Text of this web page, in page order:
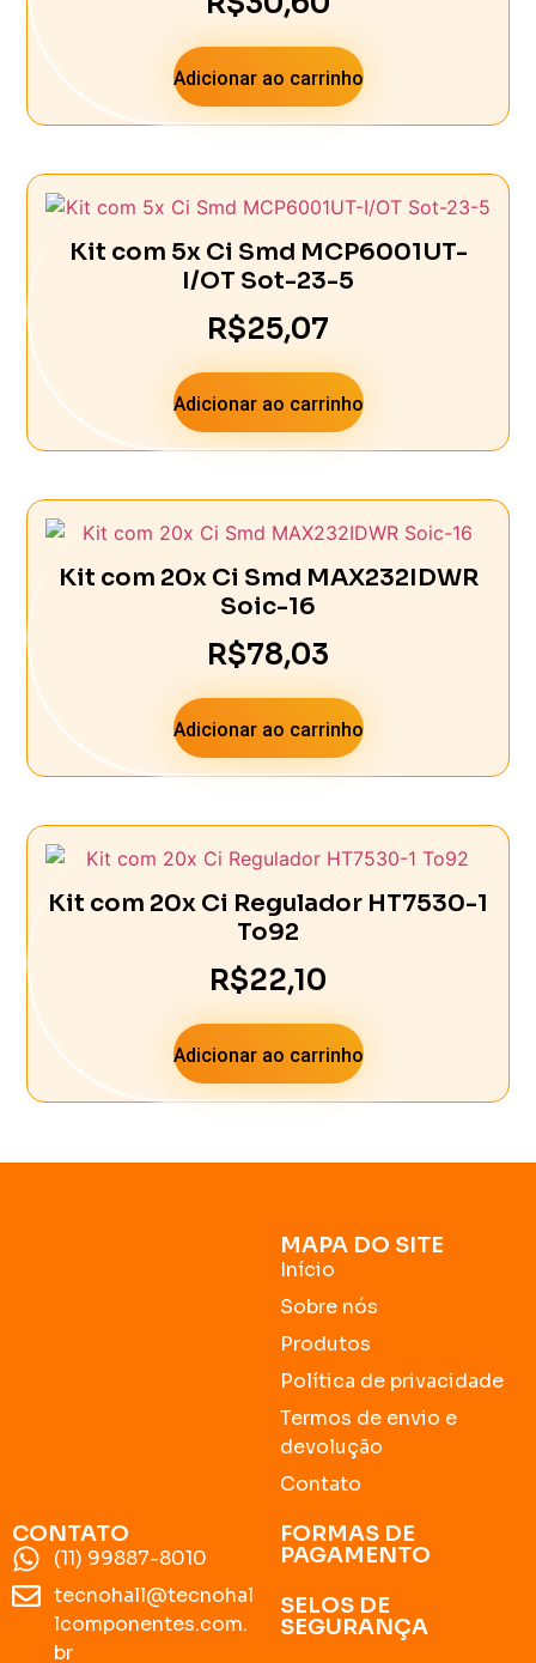
Adicionar ao carrinho
Kit com 5x Ci Smd MCP6001UT-
I/OT Sot-23-5
R$25,07
Adicionar ao carrinho
Kit com 20x Ci Smd MAX232IDWR
Soic-16
R$78,03
Adicionar ao carrinho
Kit com 20x Ci Regulador HT7530-1
To92
R$22,10
Adicionar ao carrinho
MAPA DO SITE
Início
Sobre nós
Produtos
Política de privacidade
Termos de envio e
devolução
Contato
CONTATO
(11) 99887-8010
tecnohall@tecnohal
lcomponentes.com.
br
FORMAS DE
PAGAMENTO
SELOS DE
SEGURANÇA